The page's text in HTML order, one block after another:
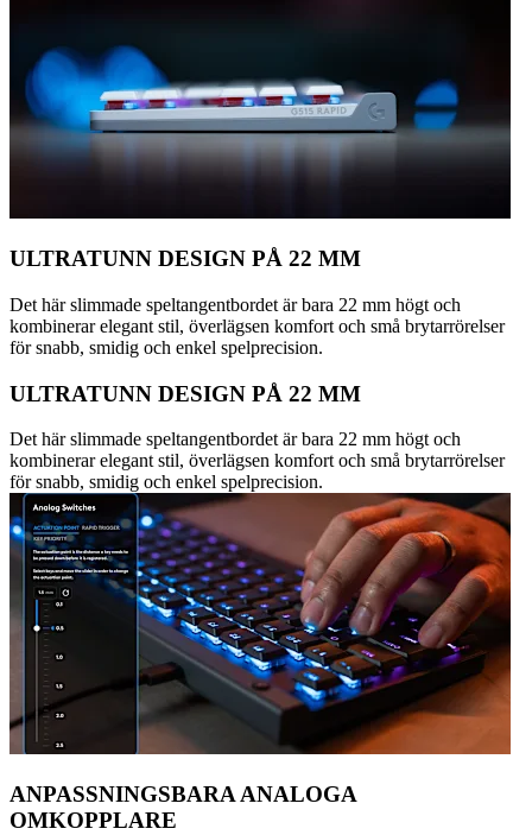
ULTRATUNN DESIGN PÅ 22 MM
Det här slimmade speltangentbordet är bara 22 mm högt och
kombinerar elegant stil, överlägsen komfort och små brytarrörelser
för snabb, smidig och enkel spelprecision.
ULTRATUNN DESIGN PÅ 22 MM
Det här slimmade speltangentbordet är bara 22 mm högt och
kombinerar elegant stil, överlägsen komfort och små brytarrörelser
för snabb, smidig och enkel spelprecision.
ANPASSNINGSBARA ANALOGA
OMKOPPLARE